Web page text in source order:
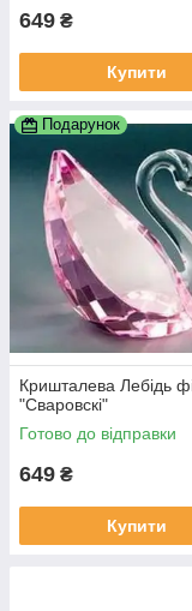
649 ₴
Купити
Подарунок
Кришталева Лебідь
"Сваровскі"
Готово до відправки
649 ₴
Купити